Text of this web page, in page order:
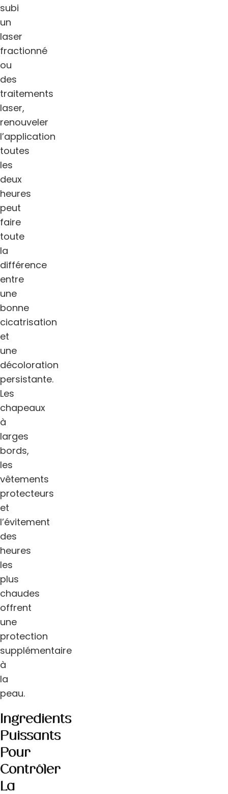
subi
un
laser
fractionné
ou
des
traitements
laser,
renouveler
l’application
toutes
les
deux
heures
peut
faire
toute
la
différence
entre
une
bonne
cicatrisation
et
une
décoloration
persistante.
Les
chapeaux
à
larges
bords,
les
vêtements
protecteurs
et
l’évitement
des
heures
les
plus
chaudes
offrent
une
protection
supplémentaire
à
la
peau.
Ingrédients
Puissants
Pour
Contrôler
La